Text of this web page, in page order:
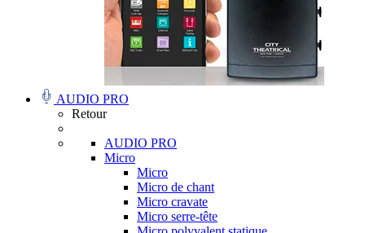
AUDIO PRO
Retour
AUDIO PRO
Micro
Micro
Micro de chant
Micro cravate
Micro serre-tête